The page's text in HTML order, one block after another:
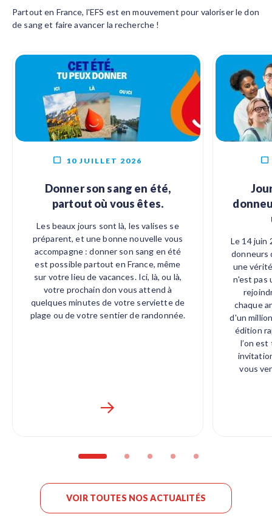
Partout en France, l'EFS est en mouvement pour valoriser le don
de sang et faire avancer la recherche !
10 JUILLET 2026
Donner son sang en été,
partout où vous êtes.
Les beaux jours sont là, les valises se
préparent, et une bonne nouvelle vous
accompagne : donner son sang en été
est possible partout en France, même
sur votre lieu de vacances. Ici, là, ou là,
votre prochain don vous attend à
quelques minutes de votre serviette de
plage ou de votre sentier de randonnée.
Le 14 juin
donneurs
une
n'est pas
chaque
d'un
édition
l’on
vous
VOIR TOUTES NOS ACTUALITÉS